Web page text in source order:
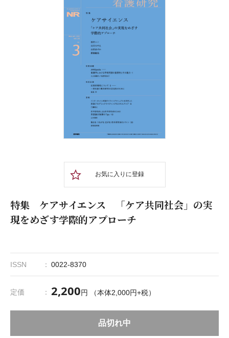
お気に入りに登録
特集 ケアサイエンス 「ケア共同社会」の実
現をめざす学際的アプローチ
ISSN 0022-8370
定価 2,200円 （本体2,000円+税）
品切れ中